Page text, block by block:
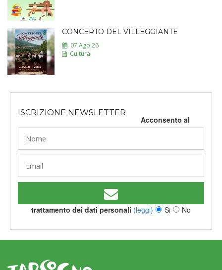
CONCERTO DEL VILLEGGIANTE
07 Ago 26
Cultura
ISCRIZIONE NEWSLETTER
Acconsento al
trattamento dei dati personali (leggi) Si No